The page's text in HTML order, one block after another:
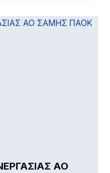
ΑΟ